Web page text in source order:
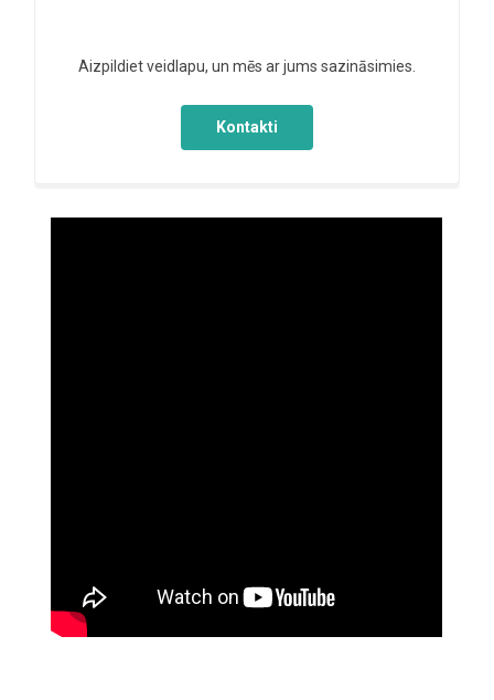
Aizpildiet veidlapu, un mēs ar jums sazināsimies.
Kontakti